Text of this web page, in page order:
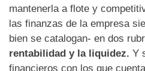
mantenerla a flote y
las finanzas de la empresa
bien se catalogan- en dos
rentabilidad y la liquidez. Y
financieros con los que